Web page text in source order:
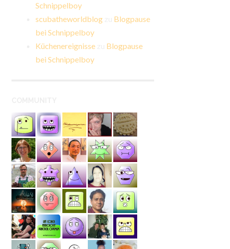
Schnippelboy
scubatheworldblog
Blogpause
bei Schnippelboy
Küchenereignisse
Blogpause
bei Schnippelboy